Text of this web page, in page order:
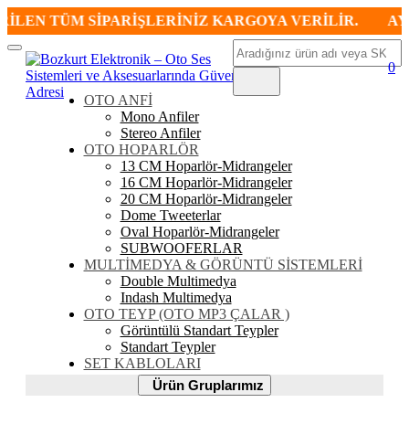
TÜM SİPARİŞLERİNİZ KARGOYA VERİLİR.
Mobil
Menü
Ara
0
OTO ANFİ
Mono Anfiler
Stereo Anfiler
OTO HOPARLÖR
13 CM Hoparlör-Midrangeler
16 CM Hoparlör-Midrangeler
20 CM Hoparlör-Midrangeler
Dome Tweeterlar
Oval Hoparlör-Midrangeler
SUBWOOFERLAR
MULTİMEDYA & GÖRÜNTÜ SİSTEMLERİ
Double Multimedya
Indash Multimedya
OTO TEYP (OTO MP3 ÇALAR )
Görüntülü Standart Teypler
Standart Teypler
SET KABLOLARI
Ürün
Gruplarımız
Ürün Gruplarımız